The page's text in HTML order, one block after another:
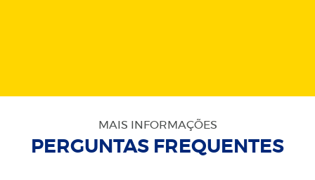
MAIS INFORMAÇÕES
PERGUNTAS FREQUENTES